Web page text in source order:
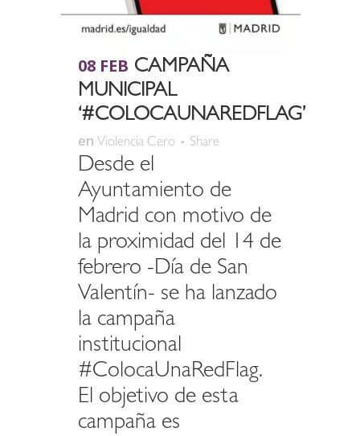
08 FEB CAMPAÑA
MUNICIPAL
‘#COLOCAUNAREDFLAG’
en Violencia Cero Share
Desde el
Ayuntamiento de
Madrid con motivo de
la proximidad del 14 de
febrero -Día de San
Valentín- se ha lanzado
la campaña
institucional
#ColocaUnaRedFlag.
El objetivo de esta
campaña es